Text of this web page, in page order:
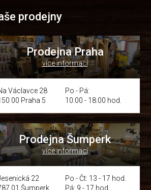
prodejny
Prodejna Praha
více informací
Václavce 28
00 Praha 5
Po - Pá:
10:00 - 18:00 hod.
Prodejna Šumperk
více informací
22
01 Šumperk
Po - Čt: 13 - 17 hod.
Pá: 9 - 17 hod.